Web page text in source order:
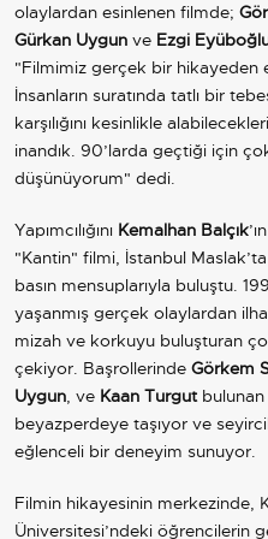
olaylardan esinlenen filmde;
Gürkan Uygun ve Ezgi
"Filmimiz gerçek bir hikayeden
İnsanların suratında tatlı bir
karşılığını kesinlikle
inandık. 90’larda geçtiği için
düşünüyorum" dedi.
Yapımcılığını Kemalhan Balçık
"Kantin" filmi, İstanbul
basın mensuplarıyla buluştu.
yaşanmış gerçek olaylardan
mizah ve korkuyu buluşturan
çekiyor. Başrollerinde Görkem
Uygun, ve Kaan Turgutbulunan
beyazperdeye taşıyor ve
eğlenceli bir deneyim sunuyor.
Filmin hikayesinin merkezinde,
Üniversitesi’ndeki öğrencilerin